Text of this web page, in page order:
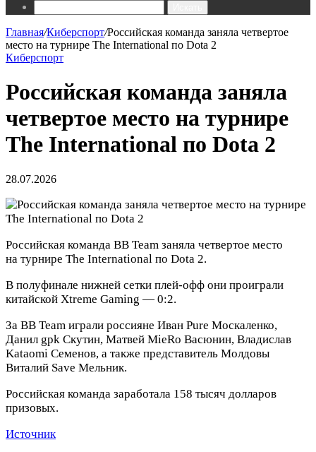
Главная/Киберспорт/Российская команда заняла четвертое
место на турнире The International по Dota 2
Киберспорт
Российская команда заняла
четвертое место на турнире
The International по Dota 2
28.07.2026
Российская команда BB Team заняла четвертое место
на турнире The International по Dota 2.
В полуфинале нижней сетки плей‑офф они проиграли
китайской Xtreme Gaming — 0:2.
За BB Team играли россияне Иван Pure Москаленко,
Данил gpk Скутин, Матвей MieRo Васюнин, Владислав
Kataomi Семенов, а также представитель Молдовы
Виталий Save Мельник.
Российская команда заработала 158 тысяч долларов
призовых.
Источник